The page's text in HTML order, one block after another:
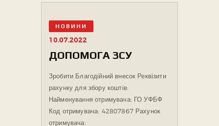
НОВИНИ
10.07.2022
ДОПОМОГА ЗСУ
Зробити Благодійний внесок Реквізити
рахунку для збору коштів:
Найменування отримувача: ГО УФБФ
Код отримувача: 42807867 Рахунок
отримувача: